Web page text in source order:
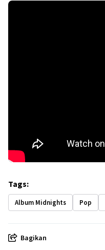
Tags:
Album Midnights Pop
Bagikan